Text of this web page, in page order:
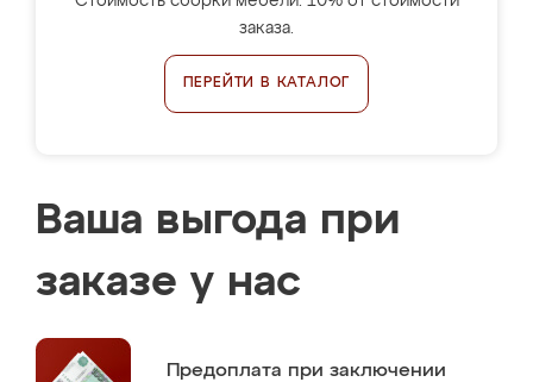
заказа.
ПЕРЕЙТИ В КАТАЛОГ
Ваша выгода при
заказе у нас
Предоплата при заключении